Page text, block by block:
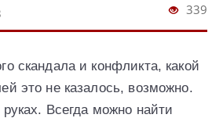
339
скандала и конфликта, какой
это не казалось, возможно.
Всегда можно найти